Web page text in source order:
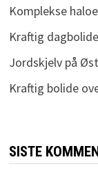
Komplekse
Kraftig
Jordskjelv på
Kraftig bolide
SISTE